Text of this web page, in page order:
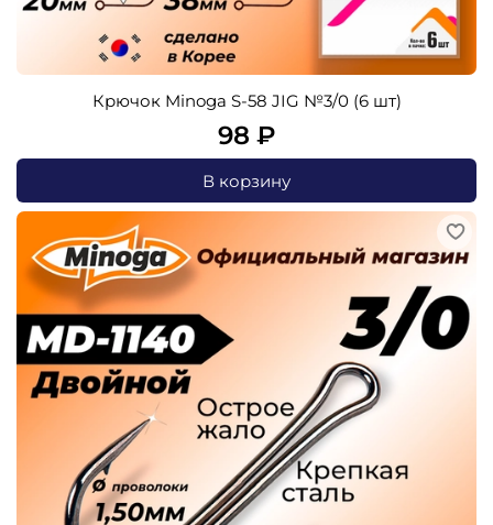
Крючок Minoga S-58 JIG №3/0 (6 шт)
98 ₽
В корзину